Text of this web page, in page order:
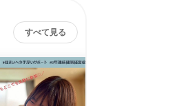
すべて見る